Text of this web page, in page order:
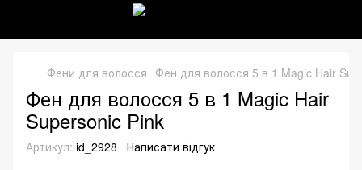
Фени для волосся Фен для волосся 5 в 1 Magic Hair
Фен для волосся 5 в 1 Magic Hair
Supersonic Pink
Артикул: id_2928 Написати відгук